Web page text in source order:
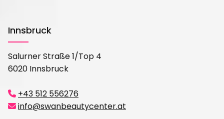
Innsbruck
Salurner Straße 1/Top 4
6020 Innsbruck
 +43 512 556276
 info@swanbeautycenter.at